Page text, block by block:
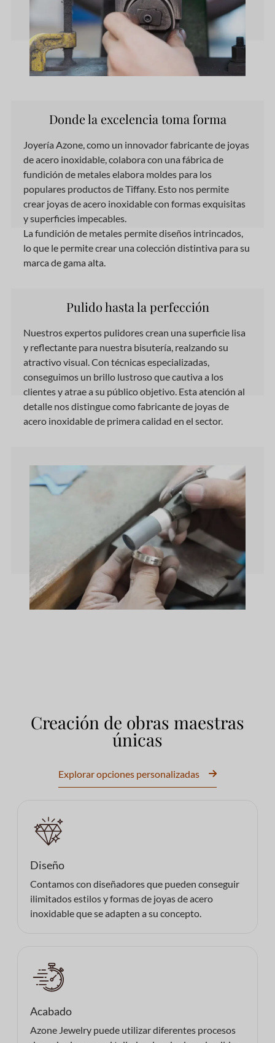
Donde la excelencia toma forma
Joyería Azone,comoun innovador fabricante de joyas
de acero inoxidable, colabora con una fábrica de
fundición de metales elabora moldes para los
populares productos de Tiffany. Esto nos permite
crear joyas de acero inoxidable con formas exquisitas
y superficies impecables.
La fundición de metales permite diseños intrincados,
lo que le permite crear una colección distintiva para su
marca de gama alta.
Pulido hasta la perfección
Nuestros expertos pulidores crean una superficie lisa
y reflectante para nuestra bisutería, realzando su
atractivo visual. Con técnicas especializadas,
conseguimos un brillo lustroso que cautiva a los
clientes y atrae a su público objetivo. Esta atención al
detalle nos distingue como fabricante de joyas de
acero inoxidable de primera calidad en el sector.
Creación de obras maestras
únicas
Explorar opciones personalizadas
Diseño
Contamos con diseñadores que pueden conseguir
ilimitados estilos y formas de joyas de acero
inoxidable que se adapten a su concepto.
Acabado
Azone Jewelry puede utilizar diferentes procesos